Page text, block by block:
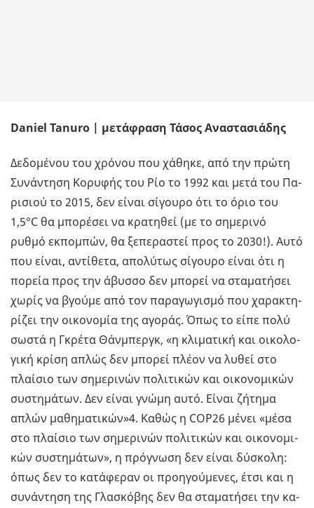
Daniel Tanuro | μετάφραση Τάσος Αναστασιάδης
Δε­δο­μέ­νου του χρό­νου που χά­θη­κε, από την πρώτη
Συ­νά­ντη­ση Κο­ρυ­φής του Ρίο το 1992 και μετά του Πα­
ρι­σιού το 2015, δεν είναι σί­γου­ρο ότι το όριο του
1,5°C θα μπο­ρέ­σει να κρα­τη­θεί (με το ση­με­ρι­νό
ρυθμό εκ­πο­μπών, θα ξε­πε­ρα­στεί προς το 2030!). Αυτό
που είναι, αντί­θε­τα, απο­λύ­τως σί­γου­ρο είναι ότι η
πο­ρεία προς την άβυσ­σο δεν μπο­ρεί να στα­μα­τή­σει
χωρίς να βγού­με από τον πα­ρα­γω­γι­σμό που χα­ρα­κτη­
ρί­ζει την οι­κο­νο­μία της αγο­ράς. Όπως το είπε πολύ
σωστά η Γκρέ­τα Θάν­μπεργκ, «η κλι­μα­τι­κή και οι­κο­λο­
γι­κή κρίση απλώς δεν μπο­ρεί πλέον να λυθεί στο
πλαί­σιο των ση­με­ρι­νών πο­λι­τι­κών και οι­κο­νο­μι­κών
συ­στη­μά­των. Δεν είναι γνώμη αυτό. Είναι ζή­τη­μα
απλών μα­θη­μα­τι­κών»4. Καθώς η COP26 μένει «μέσα
στο πλαί­σιο των ση­με­ρι­νών πο­λι­τι­κών και οι­κο­νο­μι­
κών συ­στη­μά­των», η πρό­γνω­ση δεν είναι δύ­σκο­λη:
όπως δεν το κα­τά­φε­ραν οι προη­γού­με­νες, έτσι και η
συ­νά­ντη­ση της Γλα­σκό­βης δεν θα στα­μα­τή­σει την κα­